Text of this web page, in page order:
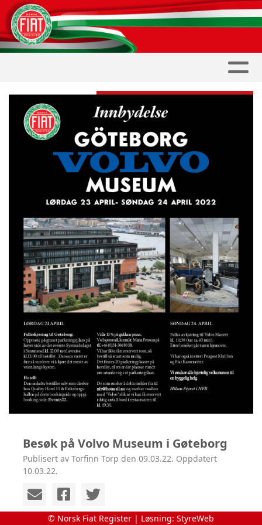
Besøk på Volvo Museum i Gøteborg
Publisert av Torfinn Torp den 09.03.22. Oppdatert
10.03.22.
© Norsk Fiat Register | Løsning: StyreWeb